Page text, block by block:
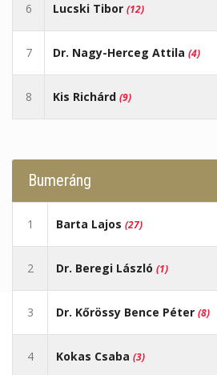
6 Lucski Tibor (12)
7 Dr. Nagy-Herceg Attila (4)
8 Kis Richárd (9)
Bumeráng
1 Barta Lajos (27)
2 Dr. Beregi László (1)
3 Dr. Kőrössy Bence Péter (8)
4 Kokas Csaba (3)